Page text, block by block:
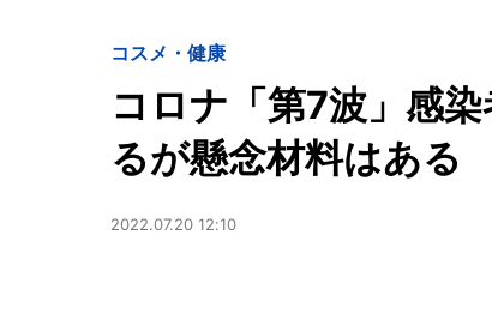
コスメ・健康
コロナ「第7波」感
るが懸念材料はある
2022.07.20 12:10